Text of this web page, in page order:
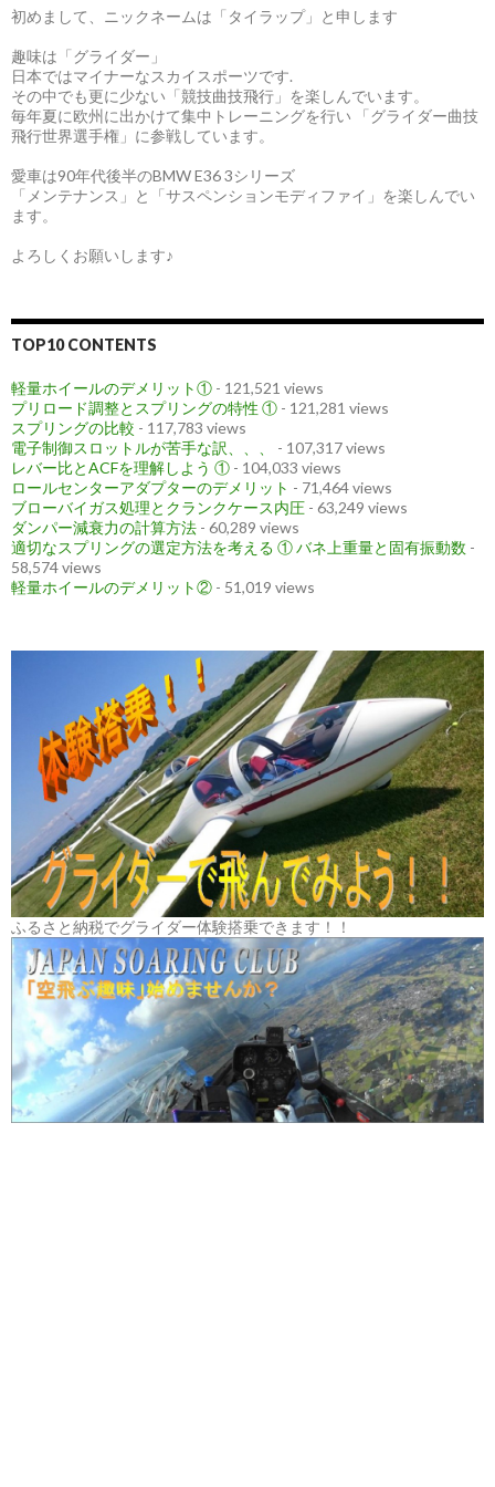
初めまして、ニックネームは「タイラップ」と申します
趣味は「グライダー」
日本ではマイナーなスカイスポーツです.
その中でも更に少ない「競技曲技飛行」を楽しんでいます。
毎年夏に欧州に出かけて集中トレーニングを行い 「グライダー曲技
飛行世界選手権」に参戦しています。
愛車は90年代後半のBMW E36 3シリーズ
「メンテナンス」と「サスペンションモディファイ」を楽しんでい
ます。
よろしくお願いします♪
TOP10 CONTENTS
軽量ホイールのデメリット① - 121,521 views
プリロード調整とスプリングの特性 ① - 121,281 views
スプリングの比較 - 117,783 views
電子制御スロットルが苦手な訳、、、
- 107,317 views
レバー比とACFを理解しよう ① - 104,033 views
ロールセンターアダプターのデメリット - 71,464 views
ブローバイガス処理とクランクケース内圧 - 63,249 views
ダンパー減衰力の計算方法 - 60,289 views
適切なスプリングの選定方法を考える ① バネ上重量と固有振動数 -
58,574 views
軽量ホイールのデメリット② - 51,019 views
ふるさと納税でグライダー体験搭乗できます！！